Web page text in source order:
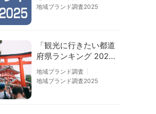
地域ブランド調査2025
「観光に行きたい都道
府県ランキング 202
6」京都は低下、神奈
川上昇
地域ブランド調査
地域ブランド調査2025